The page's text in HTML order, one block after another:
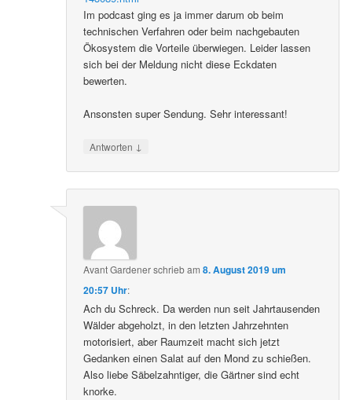
Im podcast ging es ja immer darum ob beim
technischen Verfahren oder beim nachgebauten
Ökosystem die Vorteile überwiegen. Leider lassen
sich bei der Meldung nicht diese Eckdaten
bewerten.
Ansonsten super Sendung. Sehr interessant!
Antworten ↓
Avant Gardenerschriebam8. August 2019 um
20:57 Uhr:
Ach du Schreck. Da werden nun seit Jahrtausenden
Wälder abgeholzt, in den letzten Jahrzehnten
motorisiert, aber Raumzeit macht sich jetzt
Gedanken einen Salat auf den Mond zu schießen.
Also liebe Säbelzahntiger, die Gärtner sind echt
knorke.